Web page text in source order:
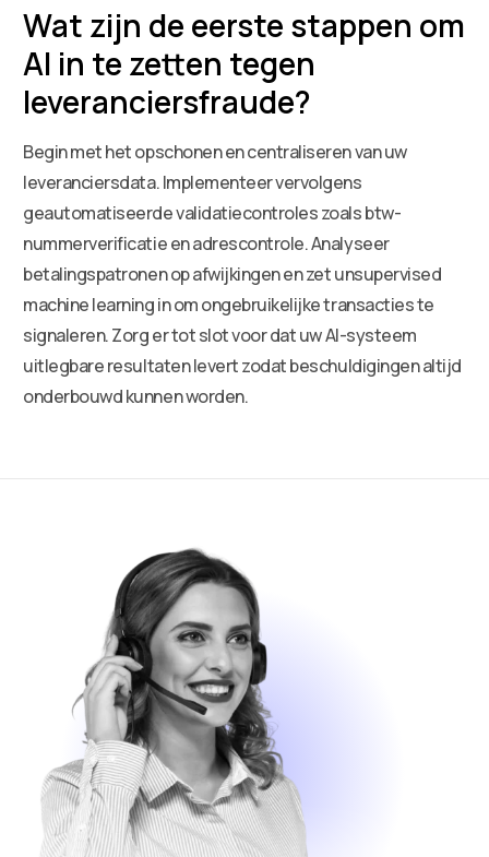
Wat zijn de eerste stappen om
AI in te zetten tegen
leveranciersfraude?
Begin met het opschonen en centraliseren van uw
leveranciersdata. Implementeer vervolgens
geautomatiseerde validatiecontroles zoals btw-
nummerverificatie en adrescontrole. Analyseer
betalingspatronen op afwijkingen en zet unsupervised
machine learning in om ongebruikelijke transacties te
signaleren. Zorg er tot slot voor dat uw AI-systeem
uitlegbare resultaten levert zodat beschuldigingen altijd
onderbouwd kunnen worden.